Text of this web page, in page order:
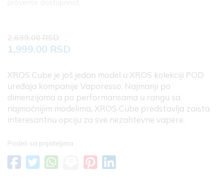
2,699.00 RSD
1,999.00 RSD
XROS Cube je još jedan model u XROS kolekciji POD
uređaja kompanije Vaporesso. Najmanji po
dimenzijama a po performansama u rangu sa
najmoćnijim modelima, XROS Cube predstavlja zaista
interesantnu opciju za sve nezahtevne vapere.
Podeli sa prijateljima